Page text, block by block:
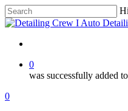
Skip
to
content
Close
0
was successfully added
Menu
account
0